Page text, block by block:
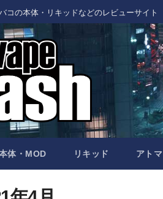
コの本体・リキッドなどのレビューサイト
体・MOD リキッド アト